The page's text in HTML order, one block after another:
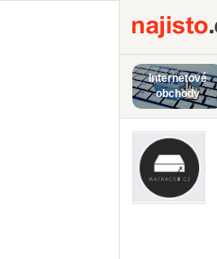
Internetové
obchody